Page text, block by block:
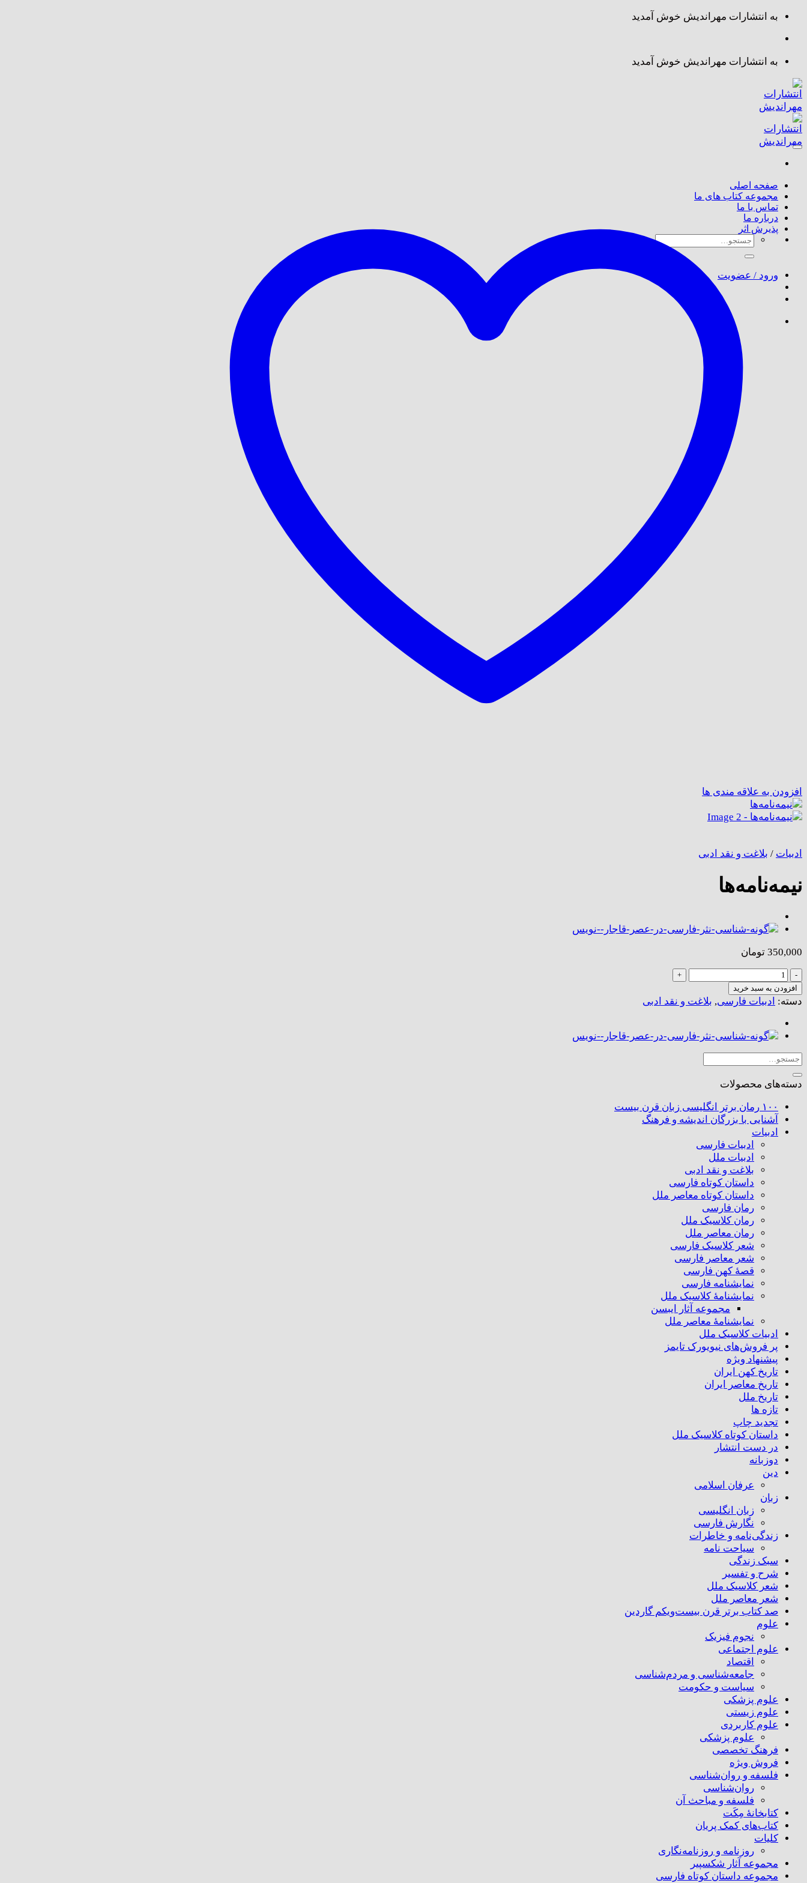
Skip
content
به انتشارات مهراندیش خوش آمدید
به انتشارات مهراندیش خوش آمدید
صفحه اصلی
مجموعه کتاب های ما
تماس با ما
درباره ما
پذیرش اثر
جستجو
برای:
ورود / عضویت
افزودن به علاقه مندی ها
ادبیات / بلاغت و نقد ادبی
نیمه‌نامه‌ها
350,000 تومان
نیمه‌نامه‌ها
عدد
افزودن به سبد خرید
دسته: ادبیات فارسی, بلاغت و نقد ادبی
جستجو
برای:
دسته‌های محصولات
۱۰۰ رمان برتر انگلیسی زبان قرن بیست
آشنایی با بزرگان اندیشه و فرهنگ
ادبیات
ادبیات فارسی
ادبیات ملل
بلاغت و نقد ادبی
داستان کوتاه فارسی
داستان کوتاه معاصر ملل
رمان فارسی
رمان کلاسیک ملل
رمان معاصر ملل
شعر کلاسیک فارسی
شعر معاصر فارسی
قصهٔ کهن فارسی
نمایشنامه فارسی
نمایشنامهٔ کلاسیک ملل
مجموعه آثار ایبسن
نمایشنامهٔ معاصر ملل
ادبیات کلاسیک ملل
پر فروش‌های نیویورک تایمز
پیشنهاد ویژه
تاریخ کهن ایران
تاریخ معاصر ایران
تاریخ ملل
تازه ها
تجدید چاپ
داستان کوتاه کلاسیک ملل
در دست انتشار
دوزبانه
دین
عرفان اسلامی
زبان
زبان انگلیسی
نگارش فارسی
زندگی‌نامه و خاطرات
سیاحت نامه
سبک زندگی
شرح و تفسیر
شعر کلاسیک ملل
شعر معاصر ملل
صد کتاب برتر قرن بیست‌و‌یکم گاردین
علوم
نجوم فیزیک
علوم اجتماعی
اقتصاد
جامعه‌شناسی و مردم‌شناسی
سیاست و حکومت
علوم پزشکی
علوم زیستی
علوم کاربردی
علوم پزشکی
فرهنگ تخصصی
فروش ویژه
فلسفه و روان‌شناسی
روان‌شناسی
فلسفه و مباحث آن
کتابخانۀ مِکَت
کتاب‌های کمک پریان
کلیات
روزنامه و روزنامه‌نگاری
مجموعه آثار شکسپیر
مجموعه داستان کوتاه فارسی